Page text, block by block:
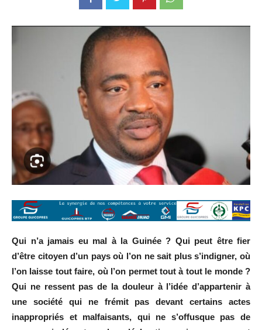
Qui n’a jamais eu mal à la Guinée ? Qui peut être fier
d’être citoyen d’un pays où l’on ne sait plus s’indigner, où
l’on laisse tout faire, où l’on permet tout à tout le monde ?
Qui ne ressent pas de la douleur à l’idée d’appartenir à
une société qui ne frémit pas devant certains actes
inappropriés et malfaisants, qui ne s’offusque pas de